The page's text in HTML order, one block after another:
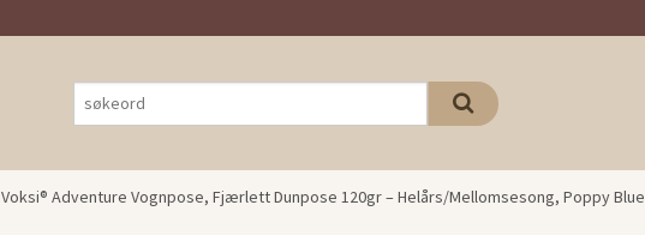
Voksi® Adventure Vognpose, Fjærlett Dunpose 120gr – Helårs/Mellomsesong, Poppy Blue